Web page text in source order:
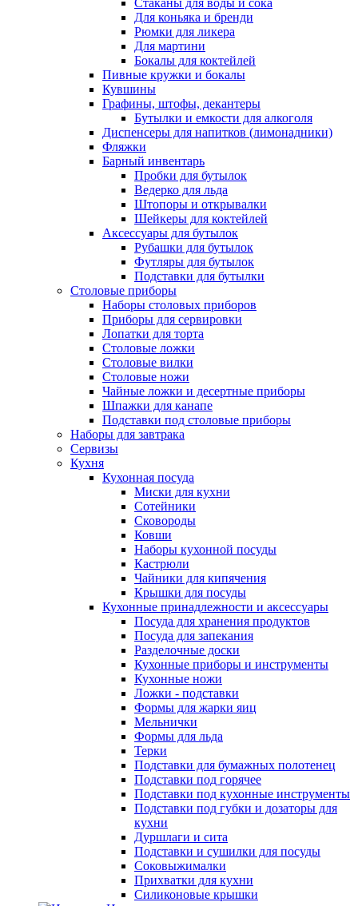
Стаканы для воды и сока
Для коньяка и бренди
Рюмки для ликера
Для мартини
Бокалы для коктейлей
Пивные кружки и бокалы
Кувшины
Графины, штофы, декантеры
Бутылки и емкости для алкоголя
Диспенсеры для напитков (лимонадники)
Фляжки
Барный инвентарь
Пробки для бутылок
Ведерко для льда
Штопоры и открывалки
Шейкеры для коктейлей
Аксессуары для бутылок
Рубашки для бутылок
Футляры для бутылок
Подставки для бутылки
Столовые приборы
Наборы столовых приборов
Приборы для сервировки
Лопатки для торта
Столовые ложки
Столовые вилки
Столовые ножи
Чайные ложки и десертные приборы
Шпажки для канапе
Подставки под столовые приборы
Наборы для завтрака
Сервизы
Кухня
Кухонная посуда
Миски для кухни
Сотейники
Сковороды
Ковши
Наборы кухонной посуды
Кастрюли
Чайники для кипячения
Крышки для посуды
Кухонные принадлежности и аксессуары
Посуда для хранения продуктов
Посуда для запекания
Разделочные доски
Кухонные приборы и инструменты
Кухонные ножи
Ложки - подставки
Формы для жарки яиц
Мельнички
Формы для льда
Терки
Подставки для бумажных полотенец
Подставки под горячее
Подставки под кухонные инструменты
Подставки под губки и дозаторы для
кухни
Дуршлаги и сита
Подставки и сушилки для посуды
Соковыжималки
Прихватки для кухни
Силиконовые крышки